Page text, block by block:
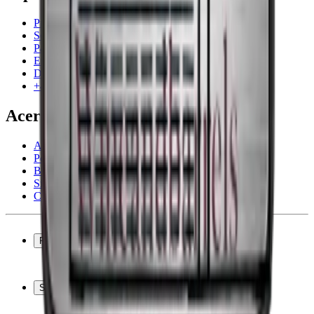
Preguntas frecuentes
Servicio
Pago
Entrega
Devolución
+44 3308 081634
Acerca de la empresa
Acerca de Wineandbarrels
Personas de contacto
Black Friday
Singles Day
Cyber Monday
Productos
Vinotecas
Botelleros
Muebles para vino
Toneles de vino
Soporte